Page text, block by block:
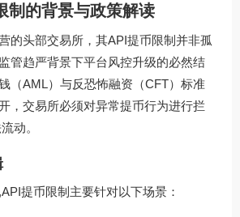
制的背景与政策解读
的头部交易所，其API提币限制并非孤
管趋严背景下平台风控升级的必然结
（AML）与反恐怖融资（CFT）标准
，交易所必须对异常提币行为进行拦
动。
提币限制主要针对以下场景：